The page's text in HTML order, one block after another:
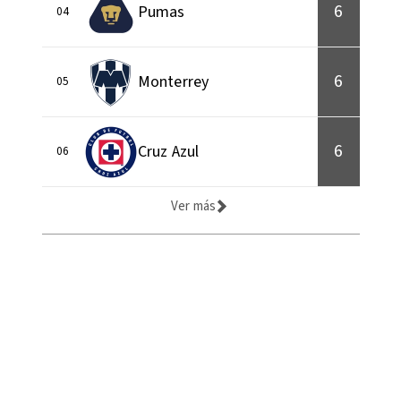
04 Pumas 6
05 Monterrey 6
06 Cruz Azul 6
Ver más